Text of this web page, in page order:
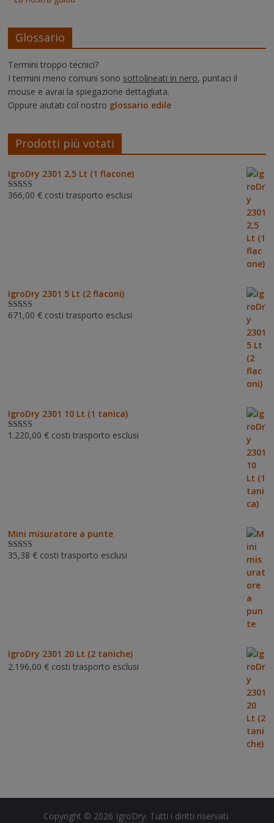
Glossario
Termini troppo tecnici?
I termini meno comuni sono sottolineati in nero, puntaci il
mouse e avrai la spiegazione dettagliata.
Oppure aiutati col nostro glossario edile
Prodotti più votati
IgroDry 2301 2,5 Lt (1 flacone)
Valutato5.00
366,00 € costi trasporto esclusi
IgroDry 2301 5 Lt (2 flaconi)
Valutato5.00
671,00 € costi trasporto esclusi
IgroDry 2301 10 Lt (1 tanica)
Valutato5.00
1.220,00 € costi trasporto esclusi
Mini misuratore a punte
Valutat
35,38 € costi trasporto esclusi
IgroDry 2301 20 Lt (2 taniche)
2.196,00 € costi trasporto esclusi
Copyright © 2026 IgroDry. Tutti i diritti riservati.